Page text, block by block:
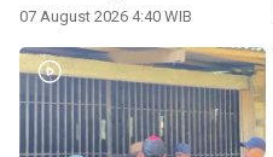
07 August 2026 4:40 WIB